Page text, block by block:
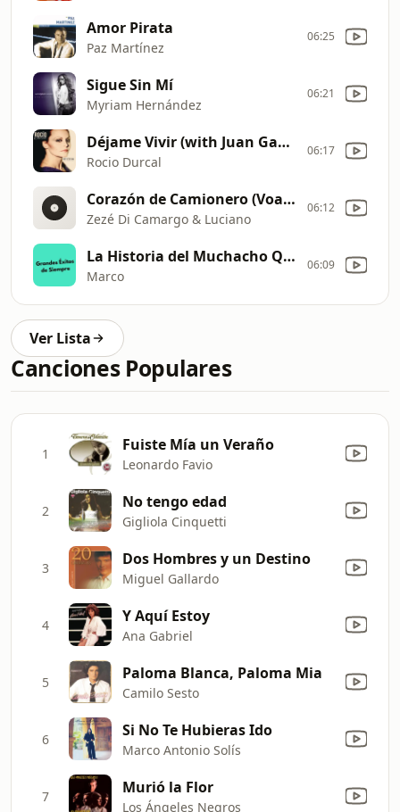
Amor Pirata
Paz Martínez
06:25
Sigue Sin Mí
Myriam Hernández
06:21
Déjame Vivir (with Juan Gabriel)
Rocio Durcal
06:17
Corazón de Camionero (Voando Sem Asas)
Zezé Di Camargo & Luciano
06:12
La Historia del Muchacho Que Te Quería
Marco
06:09
Ver Lista
Canciones Populares
1 Fuiste Mía un Veraño
Leonardo Favio
2 No tengo edad
Gigliola Cinquetti
3 Dos Hombres y un Destino
Miguel Gallardo
4 Y Aquí Estoy
Ana Gabriel
5 Paloma Blanca, Paloma Mia
Camilo Sesto
6 Si No Te Hubieras Ido
Marco Antonio Solís
7 Murió la Flor
Los Ángeles Negros